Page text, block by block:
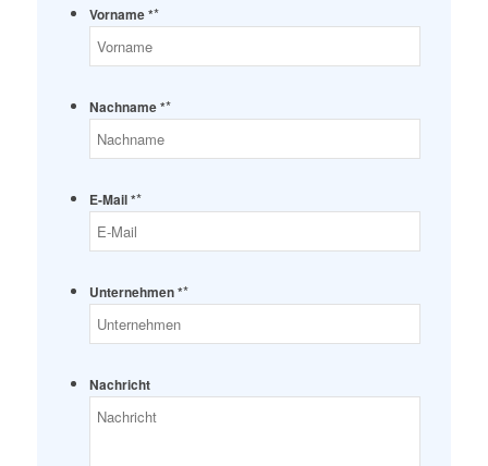
Vorname **
Nachname **
E-Mail **
Unternehmen **
Nachricht